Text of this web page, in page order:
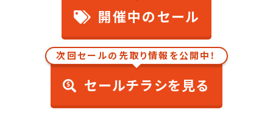
開催中のセール
次回セールの先取り情報を公開中！
セールチラシを見る